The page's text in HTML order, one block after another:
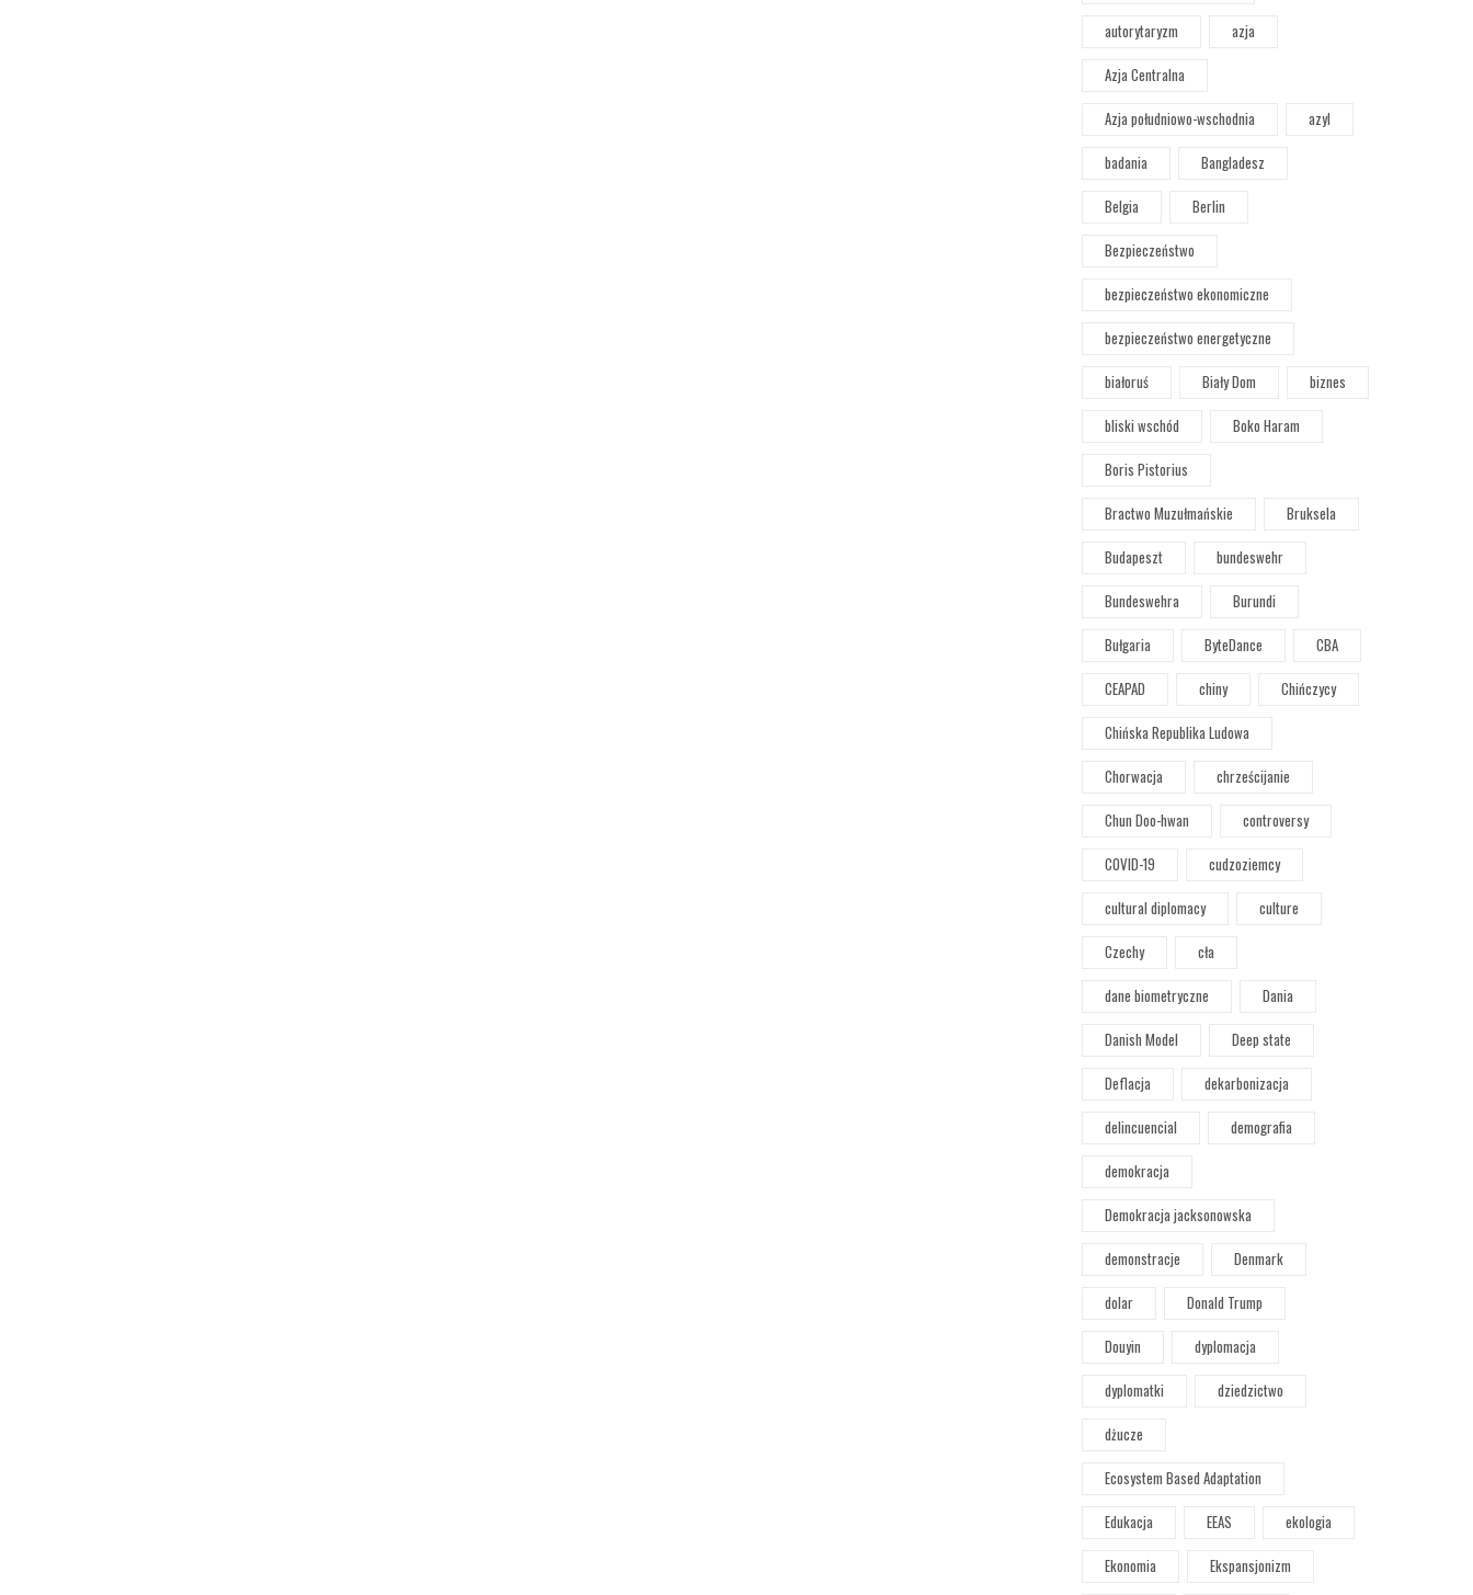
autorytaryzm
azja
Azja Centralna
Azja południowo-wschodnia
azyl
badania
Bangladesz
Belgia
Berlin
Bezpieczeństwo
bezpieczeństwo ekonomiczne
bezpieczeństwo energetyczne
białoruś
Biały Dom
biznes
bliski wschód
Boko Haram
Boris Pistorius
Bractwo Muzułmańskie
Bruksela
Budapeszt
bundeswehr
Bundeswehra
Burundi
Bułgaria
ByteDance
CBA
CEAPAD
chiny
Chińczycy
Chińska Republika Ludowa
Chorwacja
chrześcijanie
Chun Doo-hwan
controversy
COVID-19
cudzoziemcy
cultural diplomacy
culture
Czechy
cła
dane biometryczne
Dania
Danish Model
Deep state
Deflacja
dekarbonizacja
delincuencial
demografia
demokracja
Demokracja jacksonowska
demonstracje
Denmark
dolar
Donald Trump
Douyin
dyplomacja
dyplomatki
dziedzictwo
dżucze
Ecosystem Based Adaptation
Edukacja
EEAS
ekologia
Ekonomia
Ekspansjonizm